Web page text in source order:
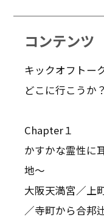
コンテンツ
キックオフトー
どこに行こうか
Chapter１
かすかな霊性に
地〜
大阪天満宮／上
／寺町から合邦